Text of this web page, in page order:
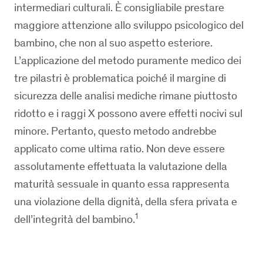
intermediari culturali. È consigliabile prestare
maggiore attenzione allo sviluppo psicologico del
bambino, che non al suo aspetto esteriore.
L’applicazione del metodo puramente medico dei
tre pilastri è problematica poiché il margine di
sicurezza delle analisi mediche rimane piuttosto
ridotto e i raggi X possono avere effetti nocivi sul
minore. Pertanto, questo metodo andrebbe
applicato come ultima ratio. Non deve essere
assolutamente effettuata la valutazione della
maturità sessuale in quanto essa rappresenta
una violazione della dignità, della sfera privata e
dell’integrità del bambino.1